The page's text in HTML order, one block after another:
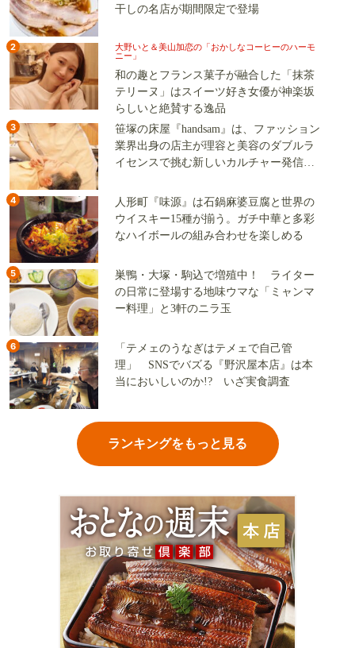
干しの名店が期間限定で登場
2
大野いと＆美山加恋の「おかしなコーヒーのハーモ
ニー」
和の趣とフランス菓子が融合した「抹茶
テリーヌ」はスイーツ好き女優が神楽坂
らしいと絶賛する逸品
3
笹塚の床屋『handsam』は、ファッション
業界出身の店主が理容と美容のダブルラ
イセンスで挑む新しいカルチャー発信基
4
人形町『味源』は石鍋麻婆豆腐と世界の
ウイスキー15種が揃う。ガチ中華と多彩
なハイボールの組み合わせを楽しめる
5
巣鴨・大塚・駒込で増殖中！ ライター
の日常に登場する地味ウマな「ミャンマ
ー料理」と3軒のニラ玉
6
「テメェのうなぎはテメェで自己管
理」 SNSでバズる『野沢屋本店』は本
当においしいのか!? いざ実食調査
ランキングをもっと見る